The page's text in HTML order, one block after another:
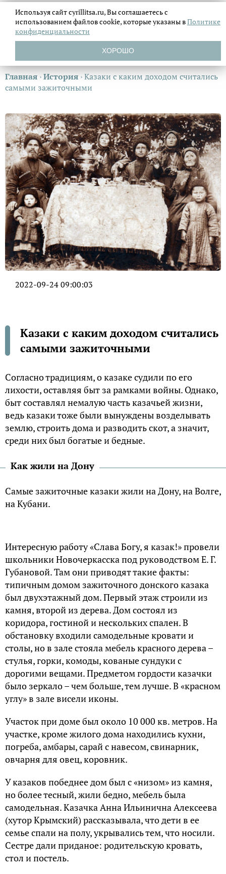
Главная ›История ›Казаки с каким доходом считались
самыми зажиточными
2022-09-24 09:00:03
Казаки с каким доходом считались
самыми зажиточными
Согласно традициям, о казаке судили по его
лихости, оставляя быт за рамками войны. Однако,
быт составлял немалую часть казачьей жизни,
ведь казаки тоже были вынуждены возделывать
землю, строить дома и разводить скот, а значит,
среди них был богатые и бедные.
Как жили на Дону
Самые зажиточные казаки жили на Дону, на Волге,
на Кубани.
Интересную работу «Слава Богу, я казак!» провели
школьники Новочеркасска под руководством Е. Г.
Губановой. Там они приводят такие факты:
типичным домом зажиточного донского казака
был двухэтажный дом. Первый этаж строили из
камня, второй из дерева. Дом состоял из
коридора, гостиной и нескольких спален. В
обстановку входили самодельные кровати и
столы, но в зале стояла мебель красного дерева –
стулья, горки, комоды, кованые сундуки с
дорогими вещами. Предметом гордости казачки
было зеркало – чем больше, тем лучше. В «красном
углу» в зале висели иконы.
Участок при доме был около 10 000 кв. метров. На
участке, кроме жилого дома находились кухни,
погреба, амбары, сарай с навесом, свинарник,
овчарня для овец, коровник.
У казаков победнее дом был с «низом» из камня,
но более тесный, жили бедно, мебель была
самодельная. Казачка Анна Ильинична Алексеева
(хутор Крымский) рассказывала, что дети в ее
семье спали на полу, укрывались тем, что носили.
Сестре дали приданое: родительскую кровать,
стол и постель.
Используя сайт cyrillitsa.ru, Вы соглашаетесь с
использованием файловcookie, которые указаны вПолитике
конфиденциальности
ХОРОШО